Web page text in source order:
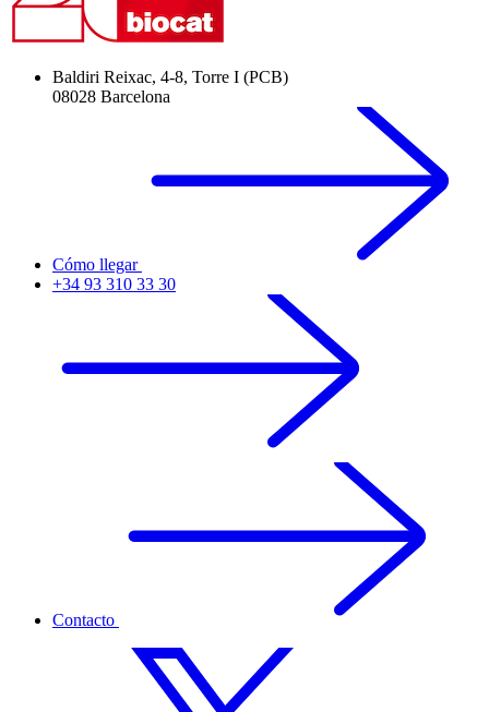
Baldiri Reixac, 4-8, Torre I (PCB)
08028 Barcelona
Cómo llegar
+34 93 310 33 30
Contacto